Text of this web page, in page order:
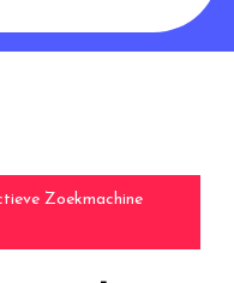
Zoekmachine